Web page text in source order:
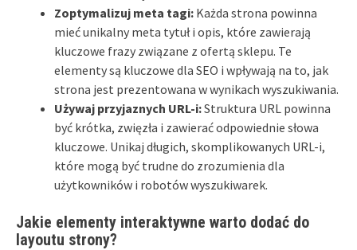
Zoptymalizuj meta tagi: Każda strona powinna
mieć unikalny meta tytuł i opis, które zawierają
kluczowe frazy związane z ofertą sklepu. Te
elementy są kluczowe dla SEO i wpływają na to, jak
strona jest prezentowana w wynikach wyszukiwania.
Używaj przyjaznych URL-i:Struktura URL powinna
być krótka, zwięzła i zawierać odpowiednie słowa
kluczowe. Unikaj długich, skomplikowanych URL-i,
które mogą być trudne do zrozumienia dla
użytkowników i robotów wyszukiwarek.
Jakie elementy interaktywne warto dodać do
layoutu strony?